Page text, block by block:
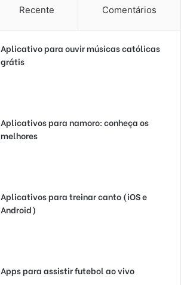
Recente Comentários
Aplicativo para ouvir músicas católicas
grátis
Aplicativos para namoro: conheça os
melhores
Aplicativos para treinar canto (iOS e
Android)
Apps para assistir futebol ao vivo